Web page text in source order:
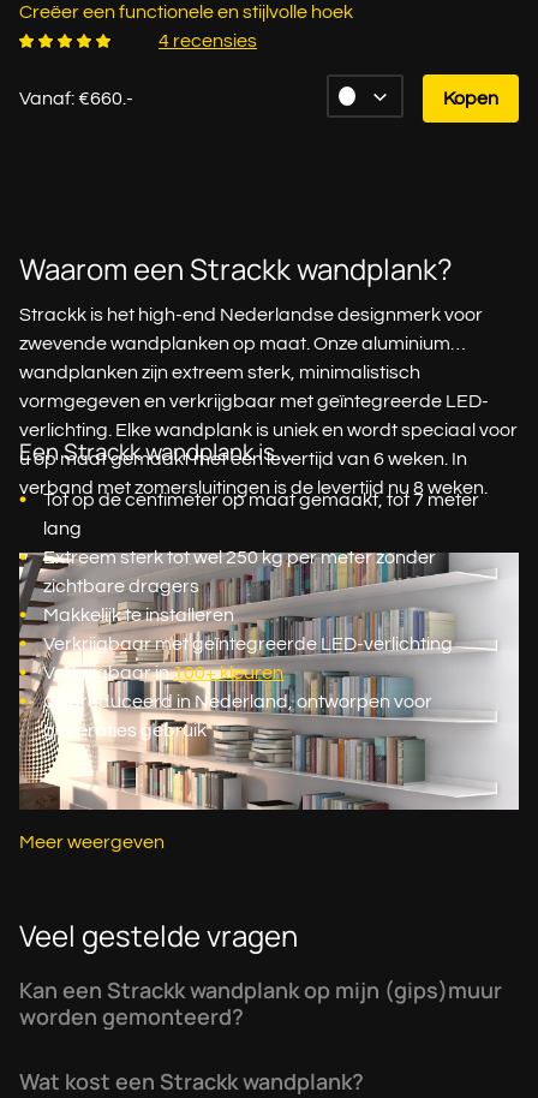
Creëer een functionele en stijlvolle hoek
4 recensies
Vanaf: €660.- Kopen
Waarom een Strackk wandplank?
Strackk is het high-end Nederlandse designmerk voor
zwevende wandplanken op maat. Onze aluminium
wandplanken zijn extreem sterk, minimalistisch
vormgegeven en verkrijgbaar met geïntegreerde LED-
verlichting. Elke wandplank is uniek en wordt speciaal voor
u op maat gemaakt met een levertijd van 6 weken. In
verband met zomersluitingen is de levertijd nu 8 weken.
Een Strackk wandplank is...
Tot op de centimeter op maat gemaakt, tot 7 meter
lang
Extreem sterk tot wel 250 kg per meter zonder
zichtbare dragers
Makkelijk te installeren
Verkrijgbaar met geïntegreerde LED-verlichting
Verkrijgbaar in100+ kleuren
Geproduceerd in Nederland, ontworpen voor
generaties gebruik
Meer weergeven
Veel gestelde vragen
Kan een Strackk wandplank op mijn (gips)muur
worden gemonteerd?
Wat kost een Strackk wandplank?